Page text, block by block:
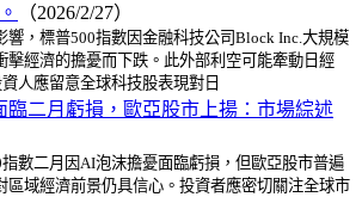
（2026/2/27）
響，標普500指數因金融科技公司Block Inc.大規模
擊經濟的擔憂而下跌。此外部利空可能牽動日經
人應留意全球科技股表現對日
臨二月虧損，歐亞股市上揚：市場綜述
數二月因AI泡沫擔憂面臨虧損，但歐亞股市普遍
區域經濟前景仍具信心。投資者應密切關注全球市